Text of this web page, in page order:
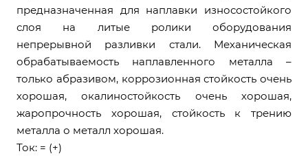
предназначенная для наплавки износостойкого
слоя на литые ролики оборудования
непрерывной разливки стали. Механическая
обрабатываемость наплавленного металла –
только абразивом, коррозионная стойкость очень
хорошая, окалиностойкость очень хорошая,
жаропрочность хорошая, стойкость к трению
металла о металл хорошая.
Ток: = (+)